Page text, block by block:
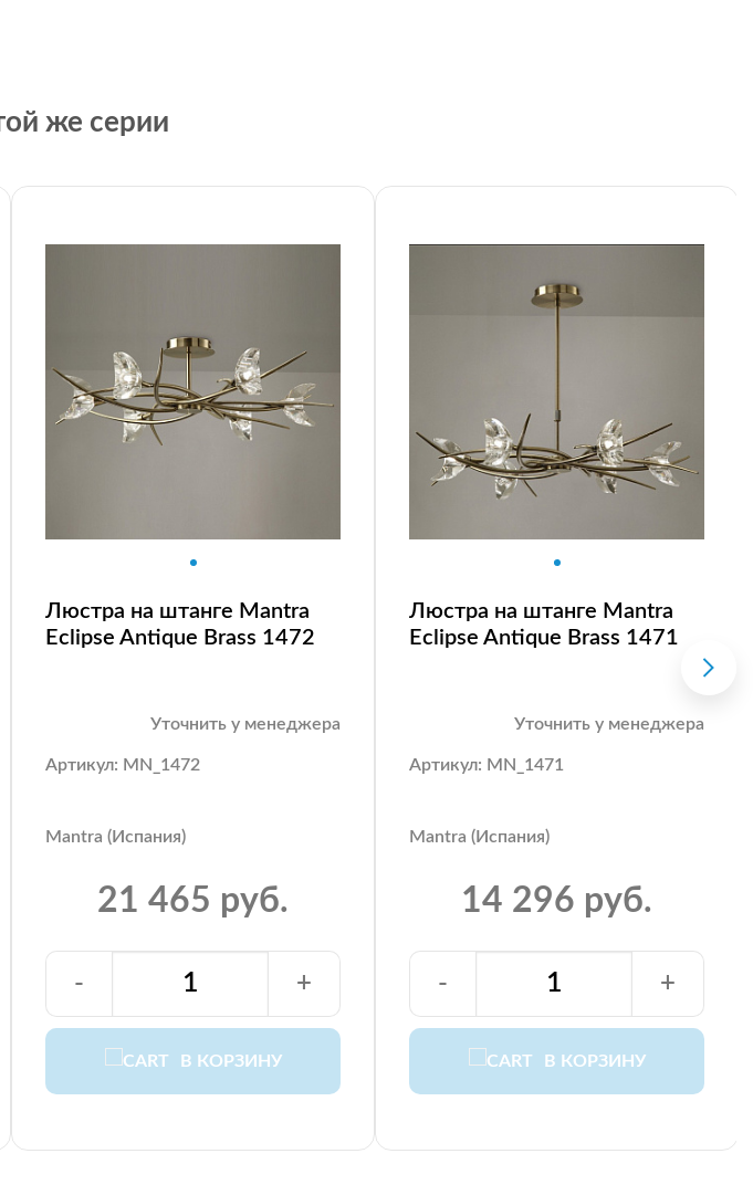
же серии
Люстра на штанге Mantra
Eclipse Antique Brass 1472
Уточнить у менеджера
Артикул: MN_1472
Mantra (Испания)
21 465 руб.
В КОРЗИНУ
- +
Люстра на штанге Mantra
Eclipse Antique Brass 1471
Уточнить у менеджера
Артикул: MN_1471
Mantra (Испания)
14 296 руб.
В КОРЗИНУ
- +